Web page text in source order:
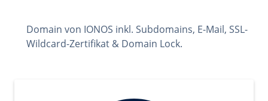
Domain von IONOS inkl. Subdomains, E-Mail, SSL-
Wildcard-Zertifikat & Domain Lock.